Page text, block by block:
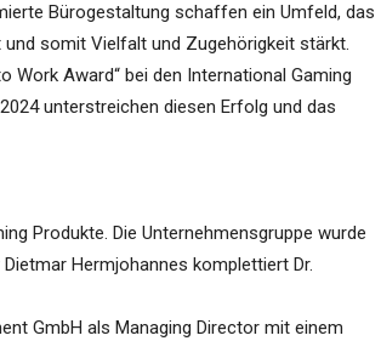
Bürogestaltung schaffen ein Umfeld, das
somit Vielfalt und Zugehörigkeit stärkt.
Work Award“ bei den International Gaming
unterstreichen diesen Erfolg und das
Produkte. Die Unternehmensgruppe wurde
Hermjohannes komplettiert Dr.
GmbH als Managing Director mit einem